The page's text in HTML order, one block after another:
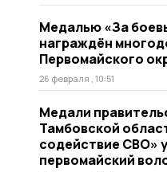
Медалью «За
награждён
Первомайского
26 февраля , 10:51
Медали
Тамбовской
содействие СВО»
первомайский